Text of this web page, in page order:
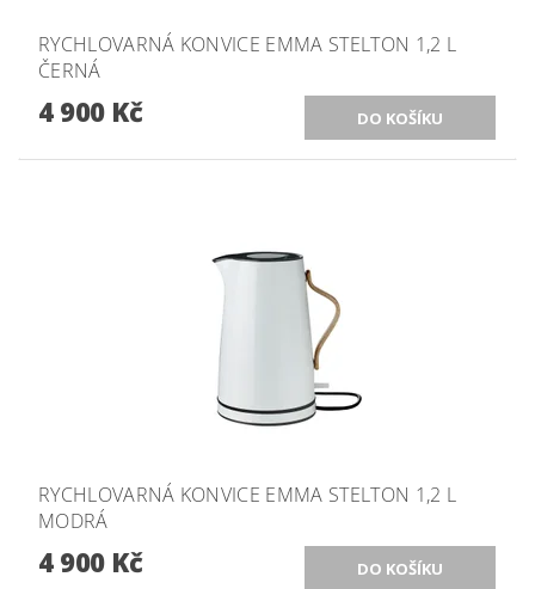
RYCHLOVARNÁ KONVICE EMMA STELTON 1,2 L
ČERNÁ
4 900 Kč
RYCHLOVARNÁ KONVICE EMMA STELTON 1,2 L
MODRÁ
4 900 Kč